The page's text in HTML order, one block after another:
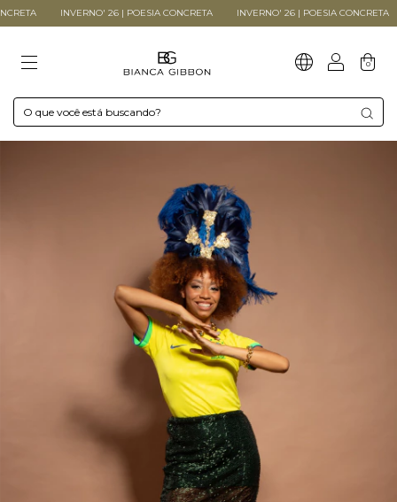
INVERNO' 26 | POESIA CONCRETA INVERNO' 26 | POESIA CONCRETA
0